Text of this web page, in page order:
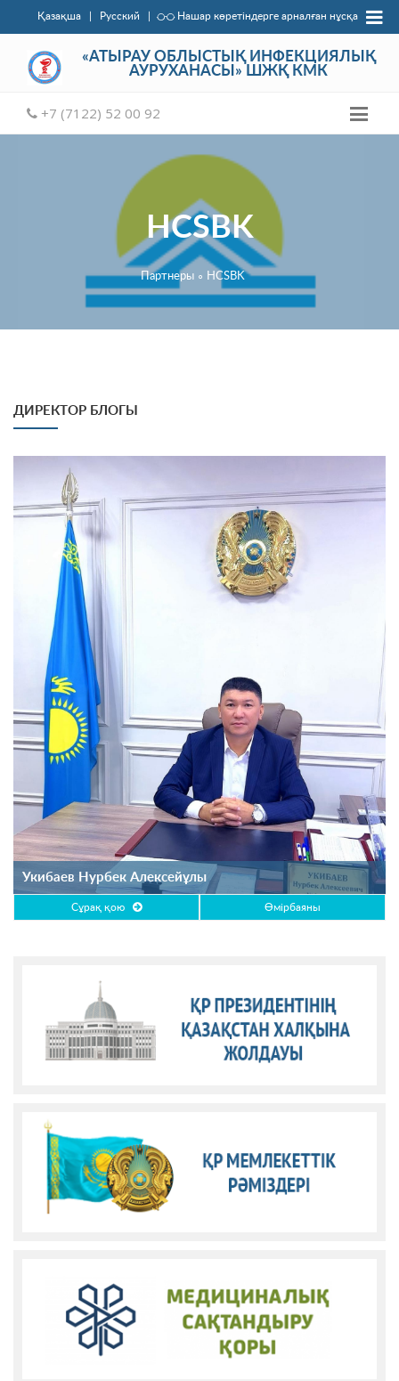
Нашар көретіндерге арналған нұсқа
Қазақша | Русский |
«АТЫРАУ ОБЛЫСТЫҚ ИНФЕКЦИЯЛЫҚ
АУРУХАНАСЫ» ШЖҚ КМК
+7 (7122) 52 00 92
HCSBK
Партнеры ∘ HCSBK
ДИРЕКТОР БЛОГЫ
Укибаев Нурбек Алексейұлы
Сұрақ қою Өмірбаяны